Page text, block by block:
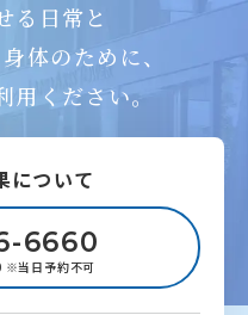
る日常と
体のために、
ください。
について
6660
当日予約不可